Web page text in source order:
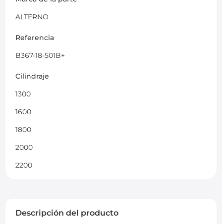
ALTERNO
Referencia
B367-18-501B+
Cilindraje
1300
1600
1800
2000
2200
Descripción del producto